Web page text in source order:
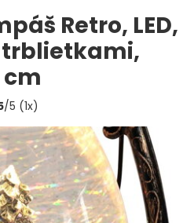
Retro, LED,
trblietkami,
/5 (1x)